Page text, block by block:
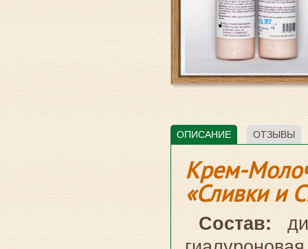
ОПИСАНИЕ ОТЗЫВЫ
Крем-
«Сливки и
Состав: